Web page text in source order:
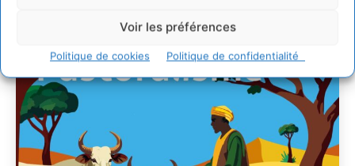
Voir les préférences
Politique de cookies Politique de confidentialité